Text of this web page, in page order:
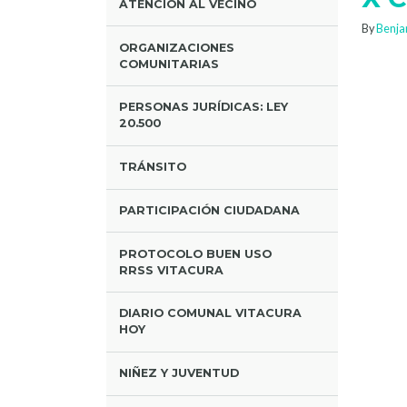
ATENCIÓN AL VECINO
ORGANIZACIONES
COMUNITARIAS
PERSONAS JURÍDICAS: LEY
20.500
TRÁNSITO
PARTICIPACIÓN CIUDADANA
PROTOCOLO BUEN USO
RRSS VITACURA
DIARIO COMUNAL VITACURA
HOY
NIÑEZ Y JUVENTUD
By